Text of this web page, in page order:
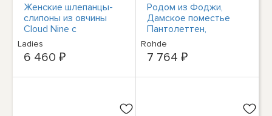
Женские шлепанцы-
слипоны из овчины
Cloud Nine с
потертостями CNS-
100-РОЗОВЫЕ,
АБСОЛЮТНО НОВЫЕ
Ladies
6 460 ₽
Родом из Фоджи,
Дамское поместье
Пантолеттен,
оставленное по
наследству.
Rohde
7 764 ₽